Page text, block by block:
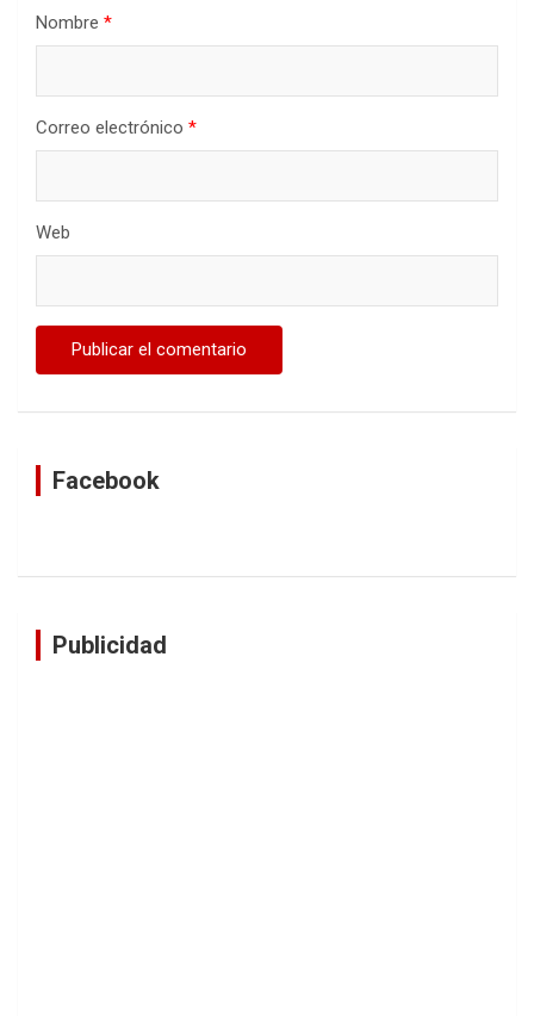
Nombre *
Correo electrónico *
Web
Facebook
Publicidad